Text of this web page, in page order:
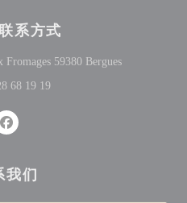
系方式
Fromages 59380 Bergues((在新窗口
68 19 19
Facebook ((在新窗口中打开))
我们